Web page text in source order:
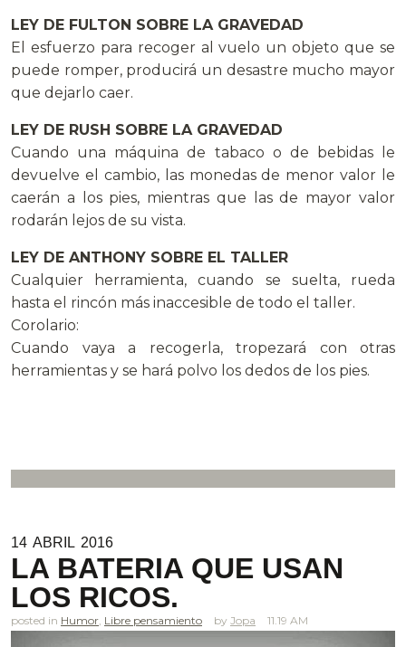
LEY DE FULTON SOBRE LA GRAVEDAD
El esfuerzo para recoger al vuelo un objeto que se
puede romper, producirá un desastre mucho mayor
que dejarlo caer.
LEY DE RUSH SOBRE LA GRAVEDAD
Cuando una máquina de tabaco o de bebidas le
devuelve el cambio, las monedas de menor valor le
caerán a los pies, mientras que las de mayor valor
rodarán lejos de su vista.
LEY DE ANTHONY SOBRE EL TALLER
Cualquier herramienta, cuando se suelta, rueda
hasta el rincón más inaccesible de todo el taller.
Corolario:
Cuando vaya a recogerla, tropezará con otras
herramientas y se hará polvo los dedos de los pies.
14 ABRIL 2016
LA BATERIA QUE USAN
LOS RICOS.
posted in Humor Libre pensamiento Jopa 11.19 AM